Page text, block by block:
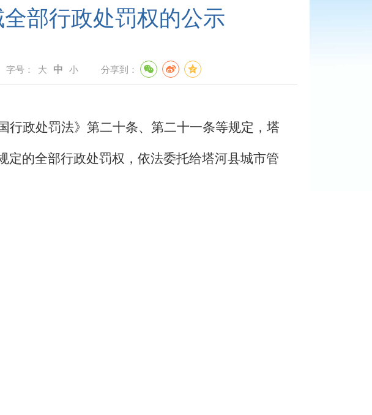
部行政处罚权的公示
字号： 大 中 小 分享到：
政处罚法》第二十条、第二十一条等规定， 塔
定的全部行政处罚权，依法委托给塔河县城市管